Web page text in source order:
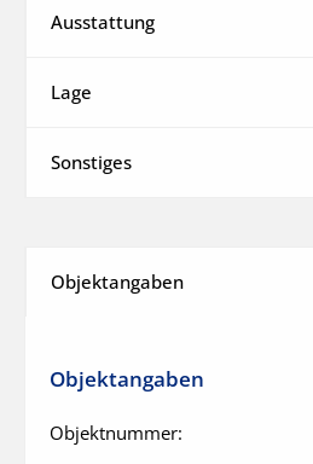
Ausstattung
Lage
Sonstiges
Objektangaben
Objektangaben
Objektnummer: